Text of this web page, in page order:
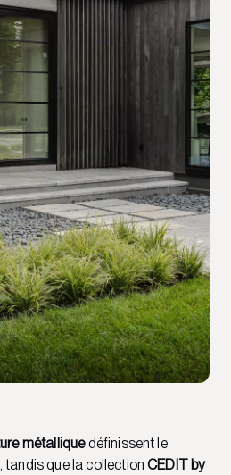
métalliquedéfinissent le
tandis que la collectionCEDIT by